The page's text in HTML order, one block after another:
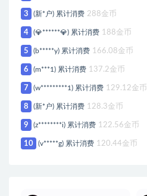
3 (新*户) 累计消费 288金币
4 (💎******💎) 累计消费 188金币
5 (b*****y) 累计消费 166.08金币
6 (m***1) 累计消费 137.2金币
7 (w*********1) 累计消费 129.12金币
8 (新*户) 累计消费 128.3金币
9 (z********i) 累计消费 122.56金币
10 (v*****g) 累计消费 120.44金币